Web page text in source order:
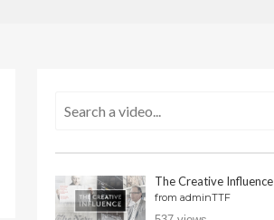
The Creative Influence
from adminTTF